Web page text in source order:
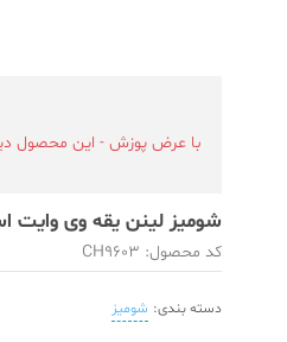
با عرض پوزش - این محصول
شومیز لینن یقه وی وایت
کد محصول: CH9603
دسته بندی: شومیز